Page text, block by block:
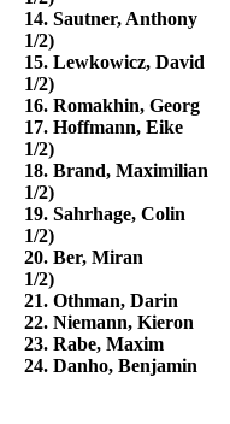
14. Sautner,
1/2)
15.
1/2)
16. Romakhin,
17.
1/2)
18. Brand,
1/2)
19. Sahrhage,
1/2)
20. Ber,
1/2)
21. Othman,
22. Niemann,
23. Rabe,
24. Danho,